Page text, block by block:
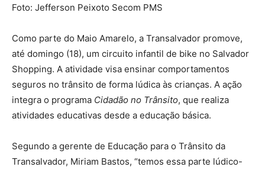
Foto: Jefferson Peixoto Secom PMS
Como parte do Maio Amarelo, a Transalvador promove,
até domingo (18), um circuito infantil de bike no Salvador
Shopping. A atividade visa ensinar comportamentos
seguros no trânsito de forma lúdica às crianças. A ação
integra o programa Cidadão no Trânsito, que realiza
atividades educativas desde a educação básica.
Segundo a gerente de Educação para o Trânsito da
Transalvador, Miriam Bastos, “temos essa parte lúdico-